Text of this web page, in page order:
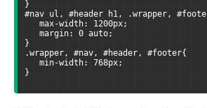
}
#nav ul, #header h1, .wrapper,
max-width: 1200px;
margin: 0 auto;
}
.wrapper, #nav, #header, #footer{
min-width: 768px;
}